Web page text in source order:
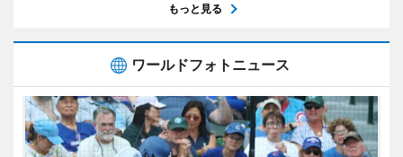
もっと見る
ワールドフォトニュース